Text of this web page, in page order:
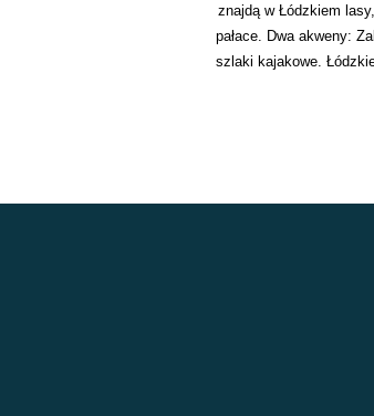
znajdą w Łódzkiem
pałace. Dwa akweny:
szlaki kajakowe.